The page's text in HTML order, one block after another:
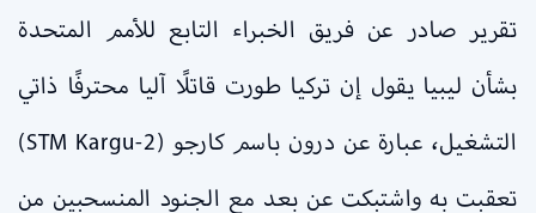
تقرير صادر عن فريق الخبراء التابع للأمم المتحدة
بشأن ليبيا يقول إن تركيا طورت قاتلًا آليا محترفًا ذاتي
التشغيل، عبارة عن درون باسم كارجو (STM Kargu-2)
تعقبت به واشتبكت عن بعد مع الجنود المنسحبين من